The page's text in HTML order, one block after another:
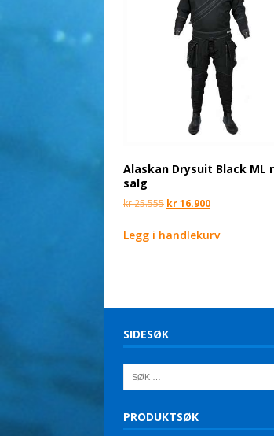
Alaskan Drysuit Black ML
salg
kr25.555 kr16.900
Legg i handlekurv
SIDESØK
PRODUKTSØK